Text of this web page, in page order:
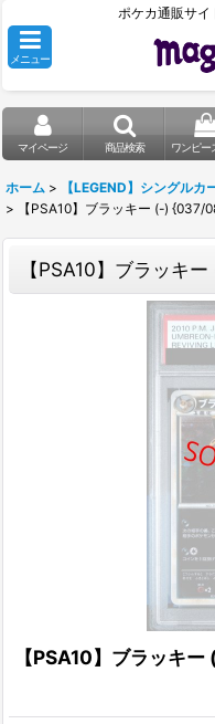
ポケカ通販サイ
メニュー
マイページ 商品検索 ワンピー
ホーム >
【LEGEND】シングルカ
>
【PSA10】ブラッキー (-) {037/
【PSA10】ブラッキ
【PSA10】ブラッキ